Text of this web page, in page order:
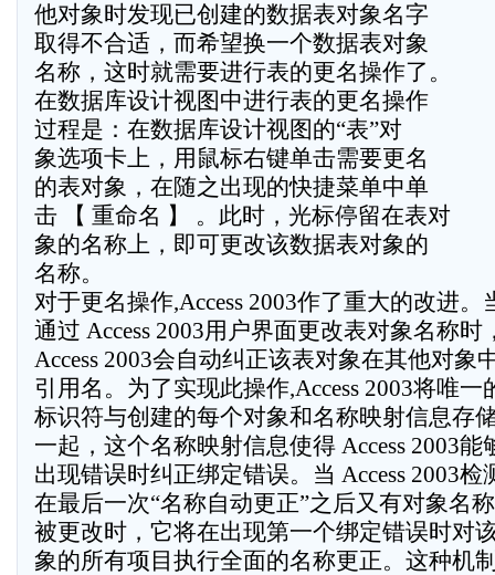
他对象时发现已创建的数据表对象名字
取得不合适，而希望换一个数据表对象
名称，这时就需要进行表的更名操作了。
在数据库设计视图中进行表的更名操作
过程是：在数据库设计视图的“表”对
象选项卡上，用鼠标右键单击需要更名
的表对象，在随之出现的快捷菜单中单
击 【 重命名 】 。此时，光标停留在表对
象的名称上，即可更改该数据表对象的
名称。
对于更名操作,Access 2003作了重大的改进。
通过 Access 2003用户界面更改表对象名称时
Access 2003会自动纠正该表对象在其他对象
引用名。为了实现此操作,Access 2003将唯一
标识符与创建的每个对象和名称映射信息存
一起，这个名称映射信息使得 Access 2003能
出现错误时纠正绑定错误。当 Access 2003检
在最后一次“名称自动更正”之后又有对象名称
被更改时，它将在出现第一个绑定错误时对
象的所有项目执行全面的名称更正。这种机